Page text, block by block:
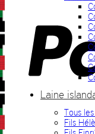
Laine
Tous
Fils